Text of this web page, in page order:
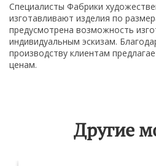
Специалисты Фабрики
изготавливают изделия по
предусмотрена возможность
индивидуальным эскизам.
производству клиентам
ценам.
Другие